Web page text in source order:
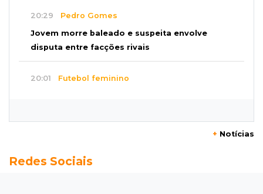
20:29 Pedro Gomes
Jovem morre baleado e suspeita envolve
disputa entre facções rivais
20:01 Futebol feminino
Remo busca empate com Atlético-MG e segue
+ Notícias
Redes Sociais